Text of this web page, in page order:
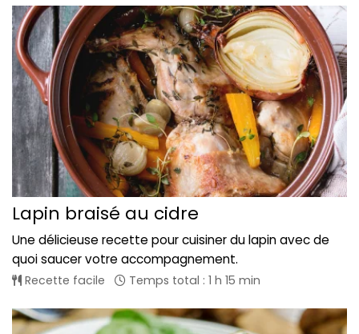
Lapin braisé au cidre
Une délicieuse recette pour cuisiner du lapin avec de
quoi saucer votre accompagnement.
Recette facile Temps total : 1 h 15 min